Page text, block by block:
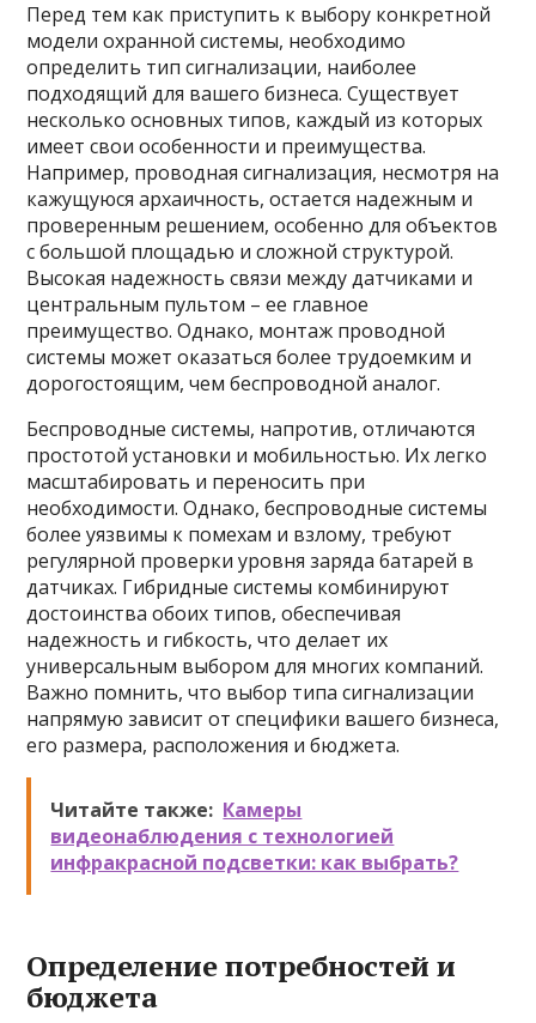
Перед тем как приступить к выбору конкретной
модели охранной системы, необходимо
определить тип сигнализации, наиболее
подходящий для вашего бизнеса. Существует
несколько основных типов, каждый из которых
имеет свои особенности и преимущества.
Например, проводная сигнализация, несмотря на
кажущуюся архаичность, остается надежным и
проверенным решением, особенно для объектов
с большой площадью и сложной структурой.
Высокая надежность связи между датчиками и
центральным пультом – ее главное
преимущество. Однако, монтаж проводной
системы может оказаться более трудоемким и
дорогостоящим, чем беспроводной аналог.
Беспроводные системы, напротив, отличаются
простотой установки и мобильностью. Их легко
масштабировать и переносить при
необходимости. Однако, беспроводные системы
более уязвимы к помехам и взлому, требуют
регулярной проверки уровня заряда батарей в
датчиках. Гибридные системы комбинируют
достоинства обоих типов, обеспечивая
надежность и гибкость, что делает их
универсальным выбором для многих компаний.
Важно помнить, что выбор типа сигнализации
напрямую зависит от специфики вашего бизнеса,
его размера, расположения и бюджета.
Читайте также: Камеры
видеонаблюдения с технологией
инфракрасной подсветки: как выбрать?
Определение потребностей и
бюджета